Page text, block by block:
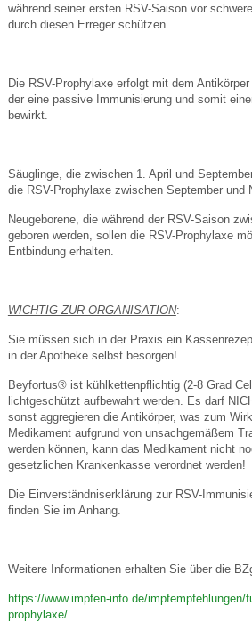
während seiner ersten RSV-Saison vor
durch diesen Erreger schützen.
Die RSV-Prophylaxe erfolgt mit dem
der eine passive Immunisierung und somit
bewirkt.
Säuglinge, die zwischen 1. April und
die RSV-Prophylaxe zwischen September und
Neugeborene, die während der RSV-Saison
geboren werden, sollen die RSV-Prophylaxe
Entbindung erhalten.
WICHTIG ZUR ORGANISATION:
Sie müssen sich in der Praxis ein
in der Apotheke selbst besorgen!
Beyfortus® ist kühlkettenpflichtig (2-8 Grad
lichtgeschützt aufbewahrt werden. Es darf
sonst aggregieren die Antikörper, was zum
Medikament aufgrund von unsachgemäßem
werden können, kann das Medikament nicht
gesetzlichen Krankenkasse verordnet werden!
Die Einverständniserklärung zur RSV-
finden Sie im Anhang.
Weitere Informationen erhalten Sie über die
https://www.impfen-info.de/impfempfehlungen/
prophylaxe/